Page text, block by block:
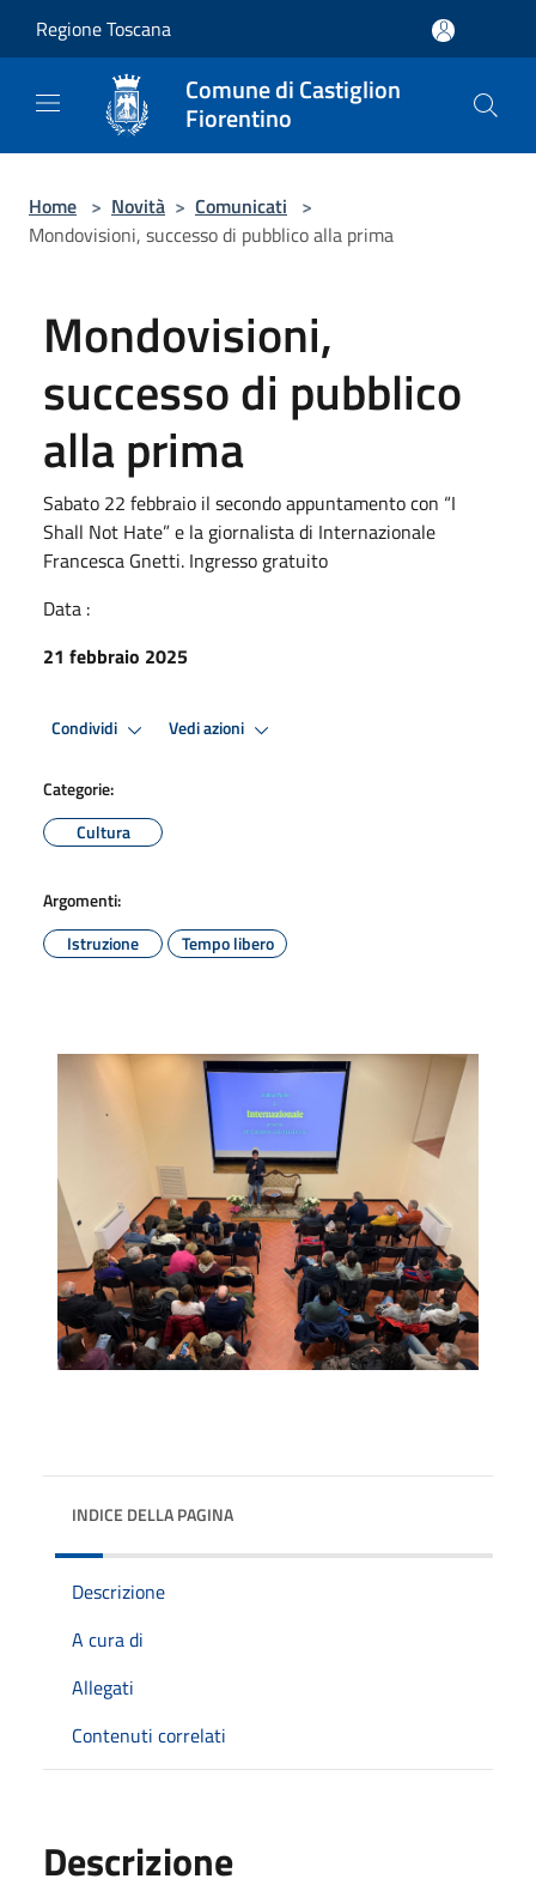
Regione Toscana
Comune di Castiglion
Fiorentino
Home > Novità > Comunicati >
Mondovisioni, successo di pubblico alla prima
Mondovisioni,
successo di pubblico
alla prima
Sabato 22 febbraio il secondo appuntamento con “I
Shall Not Hate” e la giornalista di Internazionale
Francesca Gnetti. Ingresso gratuito
Data :
21 febbraio 2025
Condividi Vedi azioni
Categorie:
Cultura
Argomenti:
Istruzione
Tempo libero
INDICE DELLA PAGINA
Descrizione
A cura di
Allegati
Contenuti correlati
Descrizione